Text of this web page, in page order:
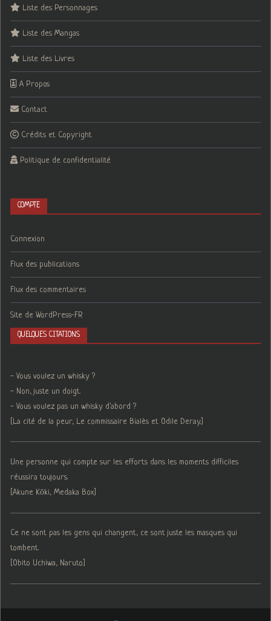
Liste des Personnages
Liste des Mangas
Liste des Livres
A Propos
Contact
Crédits et Copyright
Politique de confidentialité
COMPTE
Connexion
Flux des publications
Flux des commentaires
Site de WordPress-FR
QUELQUES CITATIONS
- Vous voulez un whisky ?
- Non, juste un doigt.
- Vous voulez pas un whisky d'abord ?
[La cité de la peur, Le commissaire Bialès et Odile Deray.]
Une personne qui compte sur les efforts dans les moments difficiles
réussira toujours.
[Akune Kōki, Medaka Box]
Ce ne sont pas les gens qui changent, ce sont juste les masques qui
tombent.
[Obito Uchiwa, Naruto]